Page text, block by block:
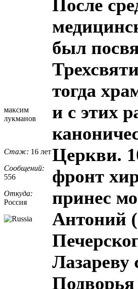
максим
лукманов
Стаж: 16 лет
Сообщений:
556
Откуда:
Россия
После
был
тогда
и с этих
Церкви.
фронт
принес
Антоний
Лазареву
Подворья